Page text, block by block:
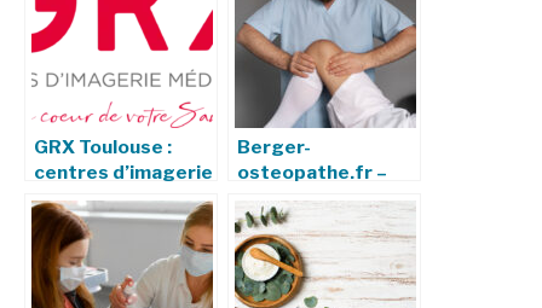
GRX Toulouse :
centres d’imagerie
médicale, services
et engagements
Berger-
osteopathe.fr –
Votre ostéopathe
à Paris